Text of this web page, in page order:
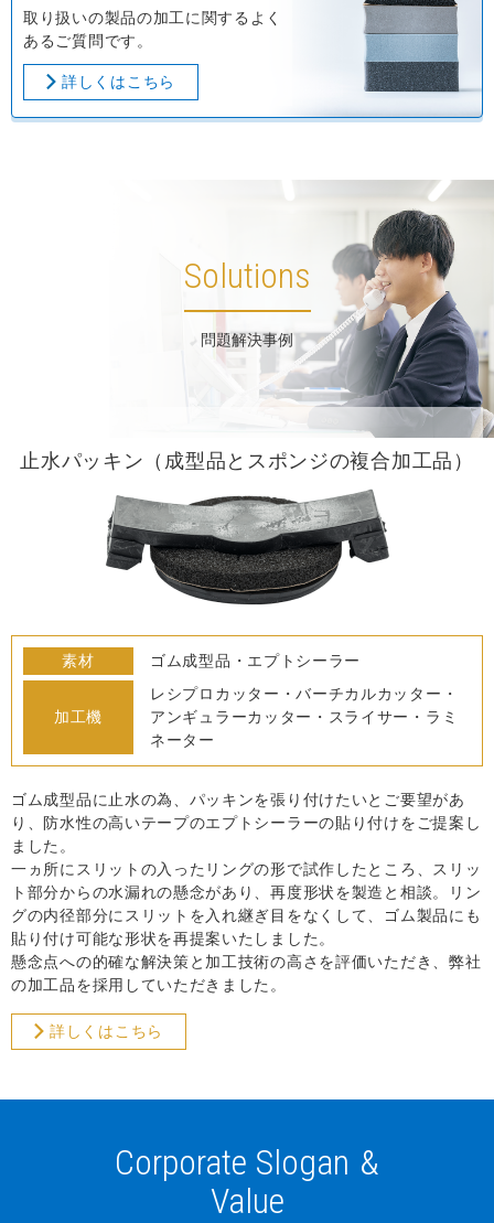
取り扱いの製品の加工に関するよく
あるご質問です。
詳しくはこちら
Solutions
問題解決事例
止水パッキン（成型品とスポンジの複合加工品）
素材 ゴム成型品・エプトシーラー
加工機
レシプロカッター・バーチカルカッター・
アンギュラーカッター・スライサー・ラミ
ネーター
ゴム成型品に止水の為、パッキンを張り付けたいとご要望があ
り、防水性の高いテープのエプトシーラーの貼り付けをご提案し
ました。
一ヵ所にスリットの入ったリングの形で試作したところ、スリッ
ト部分からの水漏れの懸念があり、再度形状を製造と相談。リン
グの内径部分にスリットを入れ継ぎ目をなくして、ゴム製品にも
貼り付け可能な形状を再提案いたしました。
懸念点への的確な解決策と加工技術の高さを評価いただき、弊社
の加工品を採用していただきました。
詳しくはこちら
Corporate Slogan &
Value